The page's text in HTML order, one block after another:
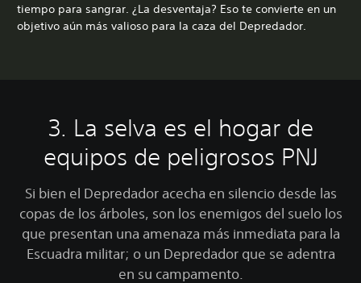
tiempo para sangrar. ¿La desventaja? Eso te convierte en un
objetivo aún más valioso para la caza del Depredador.
3. La selva es el hogar de
equipos de peligrosos PNJ
Si bien el Depredador acecha en silencio desde las
copas de los árboles, son los enemigos del suelo los
que presentan una amenaza más inmediata para la
Escuadra militar; o un Depredador que se adentra
en su campamento.